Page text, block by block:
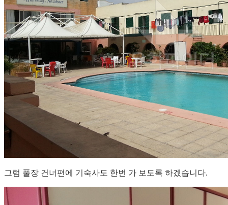
그럼 풀장 건너편에 기숙사도 한번 가 보도록 하겠습니다.